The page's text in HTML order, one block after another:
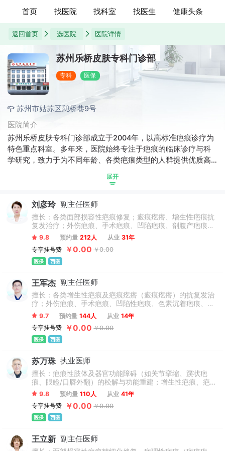
首页 找医院 找科室 找医生 健康头条
返回首页 选医院 医院详情
苏州乐桥皮肤专科门诊部
专科 医保
苏州市姑苏区憩桥巷9号
医院简介
苏州乐桥皮肤专科门诊部成立于2004年，以高标准疤痕诊疗为
特色重点科室。多年来，医院始终专注于疤痕的临床诊疗与科
学研究，致力于为不同年龄、各类疤痕类型的人群提供优质高
30余种国际先进祛疤设备，并由一支平均20余年临床经验的资
科学、个性化的综合治疗方案。
展开
刘彦玲 副主任医师
擅长：各类面部损容性疤痕修复；瘢痕疙瘩、增生性疤痕抗
复发治疗；外伤疤痕、手术疤痕、凹陷疤痕、剖腹产疤痕等
常见疤痕的精细化修复；青少儿烧烫伤疤痕、功能障碍疤
痕、浅表性疤痕治疗；痤疮；祛痘；痘坑痘印；妊娠纹；萎
缩纹；洗纹身；黄褐斑；雀斑；太田痣；色素沉着；去斑；
激光祛斑、激光美容；胎记；激光点痣；色素痣；腋臭治疗
9.8 预约量 212人 从业 31年
专享挂号费
￥0.00 ￥0.00
医保 西医
王军杰 副主任医师
擅长：各类增生性疤痕及疤痕疙瘩（瘢痕疙瘩）的抗复发治
疗；外伤疤痕、手术疤痕、凹陷性疤痕、色素沉着疤痕、剖
腹产疤痕等常见疤痕医学综合修复；青少儿疤痕综合治疗与
康复管理；唇腭裂疤痕的美观性修复；烧烫伤疤痕；创面修
复；痤疮及痘坑痘印的联合治疗；妊娠纹、萎缩纹修复；腋
臭微创治疗；洗纹身；胎记；雀斑；黄褐斑；色素斑；色素
9.7 预约量 144人 从业 14年
专享挂号费
￥0.00 ￥0.00
医保 西医
苏万珠 执业医师
擅长：疤痕性肢体及器官功能障碍（如关节挛缩、蹼状疤
痕、眼睑/口唇外翻）的松解与功能重建；增生性疤痕、疤痕
疙瘩的抗复发治疗；外伤疤痕、手术疤痕、剖腹产疤痕及面
部损容性疤痕的美容性修复；同时精于痘坑痘印、洗纹身、
妊娠纹、浅表性疤痕、色素沉着疤痕等皮肤问题的精细化治
疗与改善；腋臭微创治疗。
9.8 预约量 110人 从业 41年
专享挂号费
￥0.00 ￥0.00
医保 西医
王立新 副主任医师